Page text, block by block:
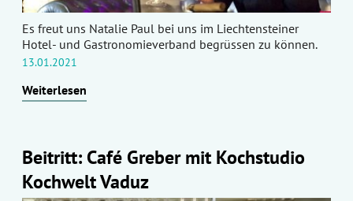
Es freut uns Natalie Paul bei uns im Liechtensteiner
Hotel- und Gastronomieverband begrüssen zu können.
13.01.2021
Weiterlesen
Beitritt: Café Greber mit Kochstudio
Kochwelt Vaduz